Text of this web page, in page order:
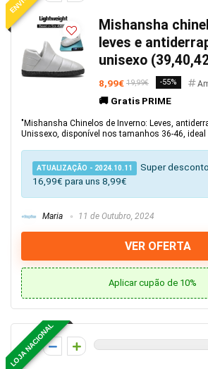
Mishansha
leves e
unisexo
8,99€ 19,99€ -55%
🚚 Gratis PRIME
"Mishansha Chinelos de Inverno: Leves,
Unissexo, disponível nos tamanhos 36-46, ideal
ATUALIZAÇÃO - 2024.10.11
Super
16,99€ para uns 8,99€
Maria 11 de Outubro, 2024
VER OFERTA
Aplicar cupão de 10%
LOJA NACIONAL
0